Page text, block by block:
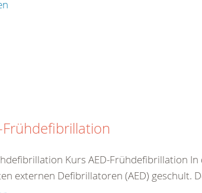
Frühdefibrillation
Kurs AED-Frühdefibrillation
externen Defibrillatoren (AED) geschult.